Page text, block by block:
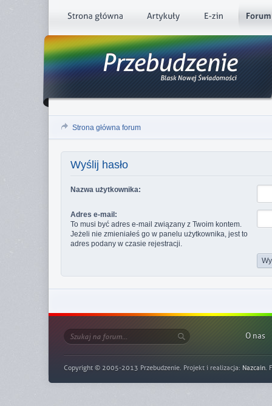
Strona główna forum
Wyślij hasło
Nazwa użytkownika:
Adres e-mail:
To musi być adres e-mail związany z Twoim kontem.
Jeżeli nie zmieniałeś go w panelu użytkownika, jest to
adres podany w czasie rejestracji.
O nas
Copyright © 2005-2013 Przebudzenie. Projekt i realizacja: Nazcain.